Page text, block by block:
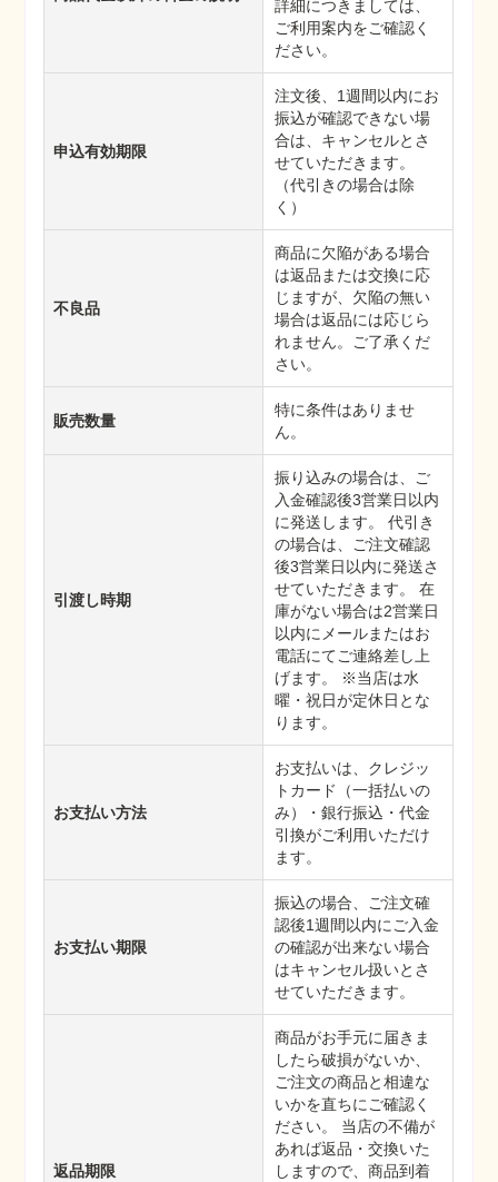
詳細につきましては、
ご利用案内をご確認く
ださい。
申込有効期限
注文後、1週間以内にお
振込が確認できない場
合は、キャンセルとさ
せていただきます。
（代引きの場合は除
く）
不良品
商品に欠陥がある場合
は返品または交換に応
じますが、欠陥の無い
場合は返品には応じら
れません。ご了承くだ
さい。
販売数量
特に条件はありませ
ん。
引渡し時期
振り込みの場合は、ご
入金確認後3営業日以内
に発送します。 代引き
の場合は、ご注文確認
後3営業日以内に発送さ
せていただきます。 在
庫がない場合は2営業日
以内にメールまたはお
電話にてご連絡差し上
げます。 ※当店は水
曜・祝日が定休日とな
ります。
お支払い方法
お支払いは、クレジッ
トカード（一括払いの
み）・銀行振込・代金
引換がご利用いただけ
ます。
お支払い期限
振込の場合、ご注文確
認後1週間以内にご入金
の確認が出来ない場合
はキャンセル扱いとさ
せていただきます。
返品期限
商品がお手元に届きま
したら破損がないか、
ご注文の商品と相違な
いかを直ちにご確認く
ださい。 当店の不備が
あれば返品・交換いた
しますので、商品到着